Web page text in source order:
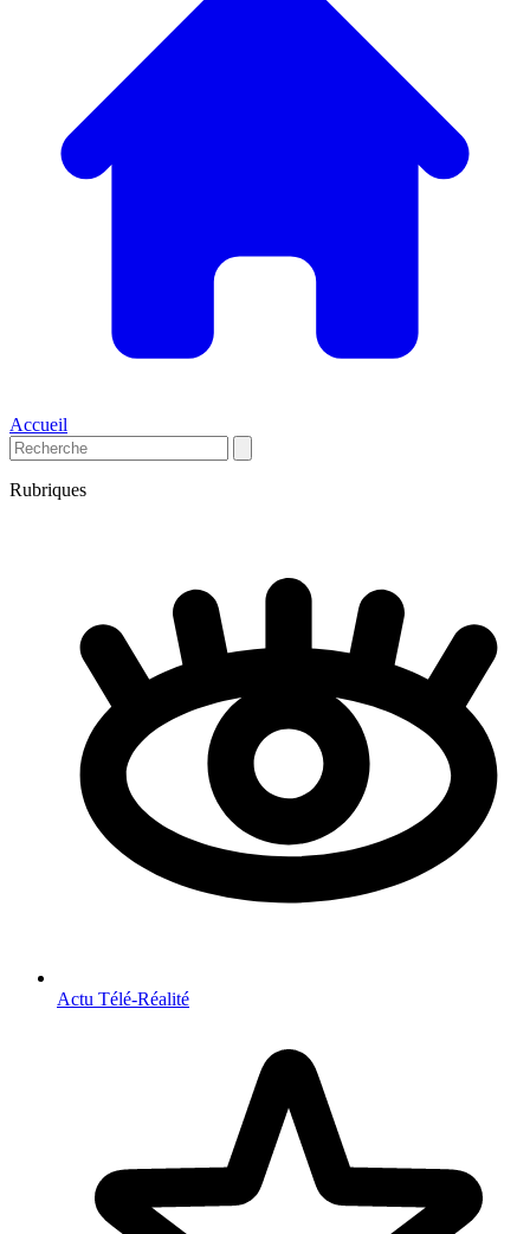
Accueil
Rubriques
Actu Télé-Réalité